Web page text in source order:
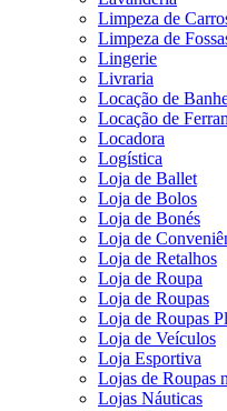
Limpeza de
Limpeza de
Lingerie
Livraria
Locação de
Locação de
Locadora
Logística
Loja de Ballet
Loja de Bolos
Loja de Bonés
Loja de
Loja de Retalhos
Loja de Roupa
Loja de Roupas
Loja de Roupas
Loja de Veículos
Loja Esportiva
Lojas de Roupas
Lojas Náuticas